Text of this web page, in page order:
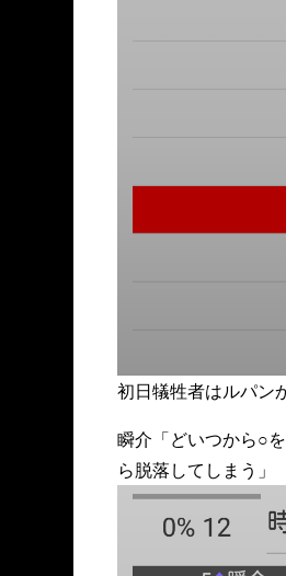
初日犠牲者はルパン
瞬介「どいつから○
ら脱落してしまう」